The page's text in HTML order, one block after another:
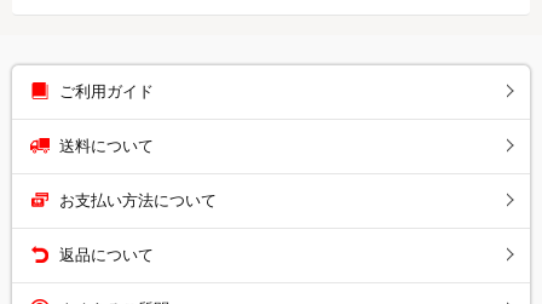
ご利用ガイド
送料について
お支払い方法について
返品について